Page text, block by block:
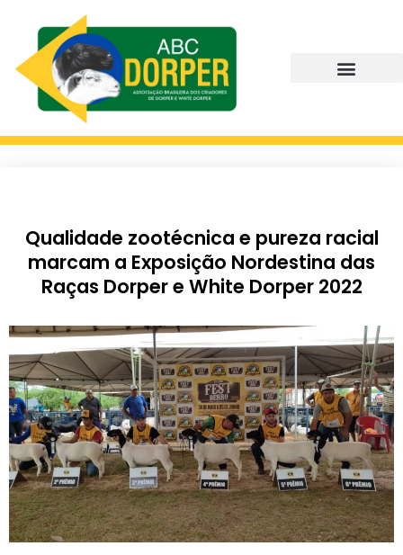
Qualidade zootécnica e pureza racial
marcam a Exposição Nordestina das
Raças Dorper e White Dorper 2022